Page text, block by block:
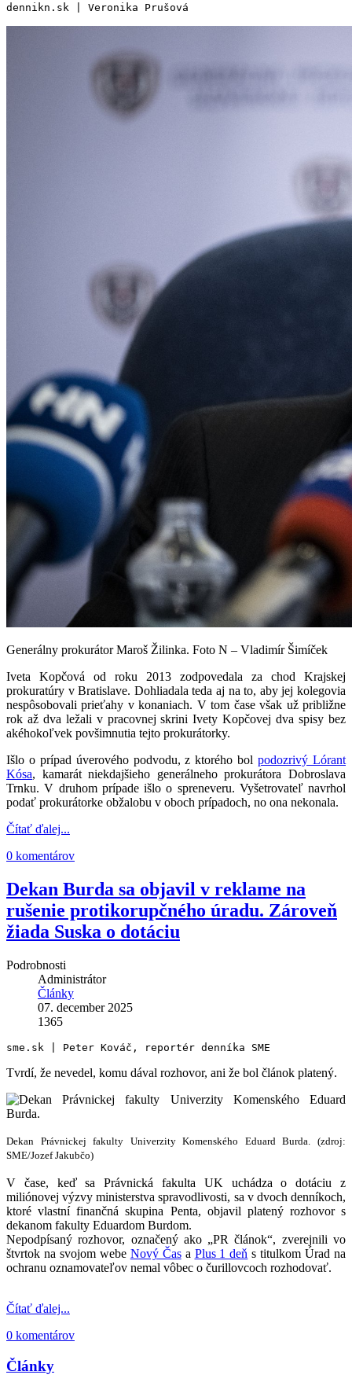
dennikn.sk | Veronika Prušová
Generálny prokurátor Maroš Žilinka. Foto N – Vladimír Šimíček
Iveta Kopčová od roku 2013 zodpovedala za chod Krajskej
prokuratúry v Bratislave. Dohliadala teda aj na to, aby jej kolegovia
nespôsobovali prieťahy v konaniach. V tom čase však už približne
rok až dva ležali v pracovnej skrini Ivety Kopčovej dva spisy bez
akéhokoľvek povšimnutia tejto prokurátorky.
Išlo o prípad úverového podvodu, z ktorého bolpodozrivý Lórant
Kósa, kamarát niekdajšieho generálneho prokurátora Dobroslava
Trnku. V druhom prípade išlo o spreneveru. Vyšetrovateľ navrhol
podať prokurátorke obžalobu v oboch prípadoch, no ona nekonala.
Čítať ďalej...
0 komentárov
Dekan Burda sa objavil v reklame na
rušenie protikorupčného úradu. Zároveň
žiada Suska o dotáciu
Podrobnosti
Administrátor
Články
07. december 2025
1365
sme.sk | Peter Kováč, reportér denníka SME
Tvrdí, že nevedel, komu dával rozhovor, ani že bol článok platený.
Dekan Právnickej fakulty Univerzity Komenského Eduard Burda. (zdroj:
SME/Jozef Jakubčo)
V čase, keď sa Právnická fakulta UK uchádza o dotáciu z
miliónovej výzvy ministerstva spravodlivosti, sa v dvoch denníkoch,
ktoré vlastní finančná skupina Penta, objavil platený rozhovor s
dekanom fakulty Eduardom Burdom.
Nepodpísaný rozhovor, označený ako „PR článok“, zverejnili vo
štvrtok na svojom webe Nový Časa Plus 1 deň s titulkom Úrad na
ochranu oznamovateľov nemal vôbec o čurillovcoch rozhodovať.
Čítať ďalej...
0 komentárov
Články